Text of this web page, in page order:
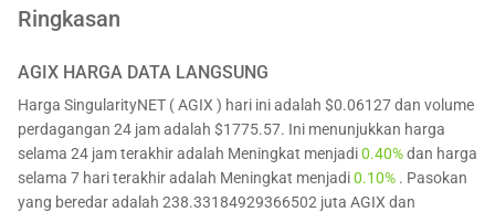
Ringkasan
AGIX HARGA DATA LANGSUNG
Harga SingularityNET ( AGIX ) hari ini adalah $0.06127 dan volume
perdagangan 24 jam adalah $1775.57. Ini menunjukkan harga
selama 24 jam terakhir adalah Meningkat menjadi0.40%dan harga
selama 7 hari terakhir adalah Meningkat menjadi0.10% . Pasokan
yang beredar adalah 238.33184929366502 juta AGIX dan